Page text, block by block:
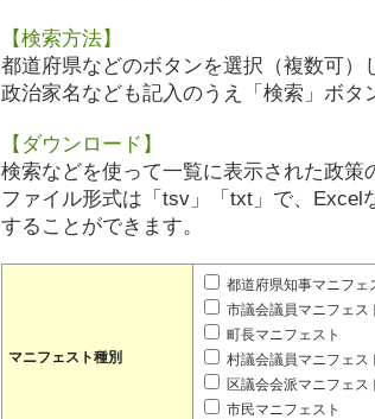
【検索方法】
都道府県などのボタンを選択（複数可）
政治家名なども記入のうえ「検索」ボタ
【ダウンロード】
検索などを使って一覧に表示された政策
ファイル形式は「tsv」「txt」で、Excel
することができます。
マニフェスト種別
都道府県知事マニフェ
市議会議員マニフェス
町長マニフェスト
村議会議員マニフェス
区議会会派マニフェス
市民マニフェスト